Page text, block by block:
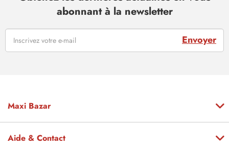
abonnant à la newsletter
Envoyer
Maxi Bazar
Aide & Contact